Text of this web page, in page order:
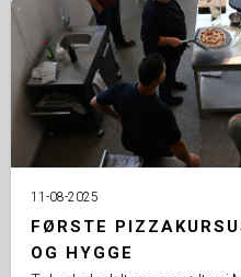
11-08-2025
FØRSTE
OG HYGGE